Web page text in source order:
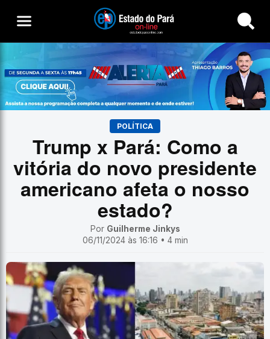
Buscar
POLÍTICA
Trump x Pará: Como a
vitória do novo presidente
americano afeta o nosso
estado?
Por Guilherme Jinkys
06/11/2024 às 16:16 • 4 min